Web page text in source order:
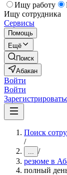
Ищу работу
Ищу сотрудника
Сервисы
Помощь
Ещё
Поиск
Абакан
Войти
Войти
Поиск
/
... /
резюме в
полный